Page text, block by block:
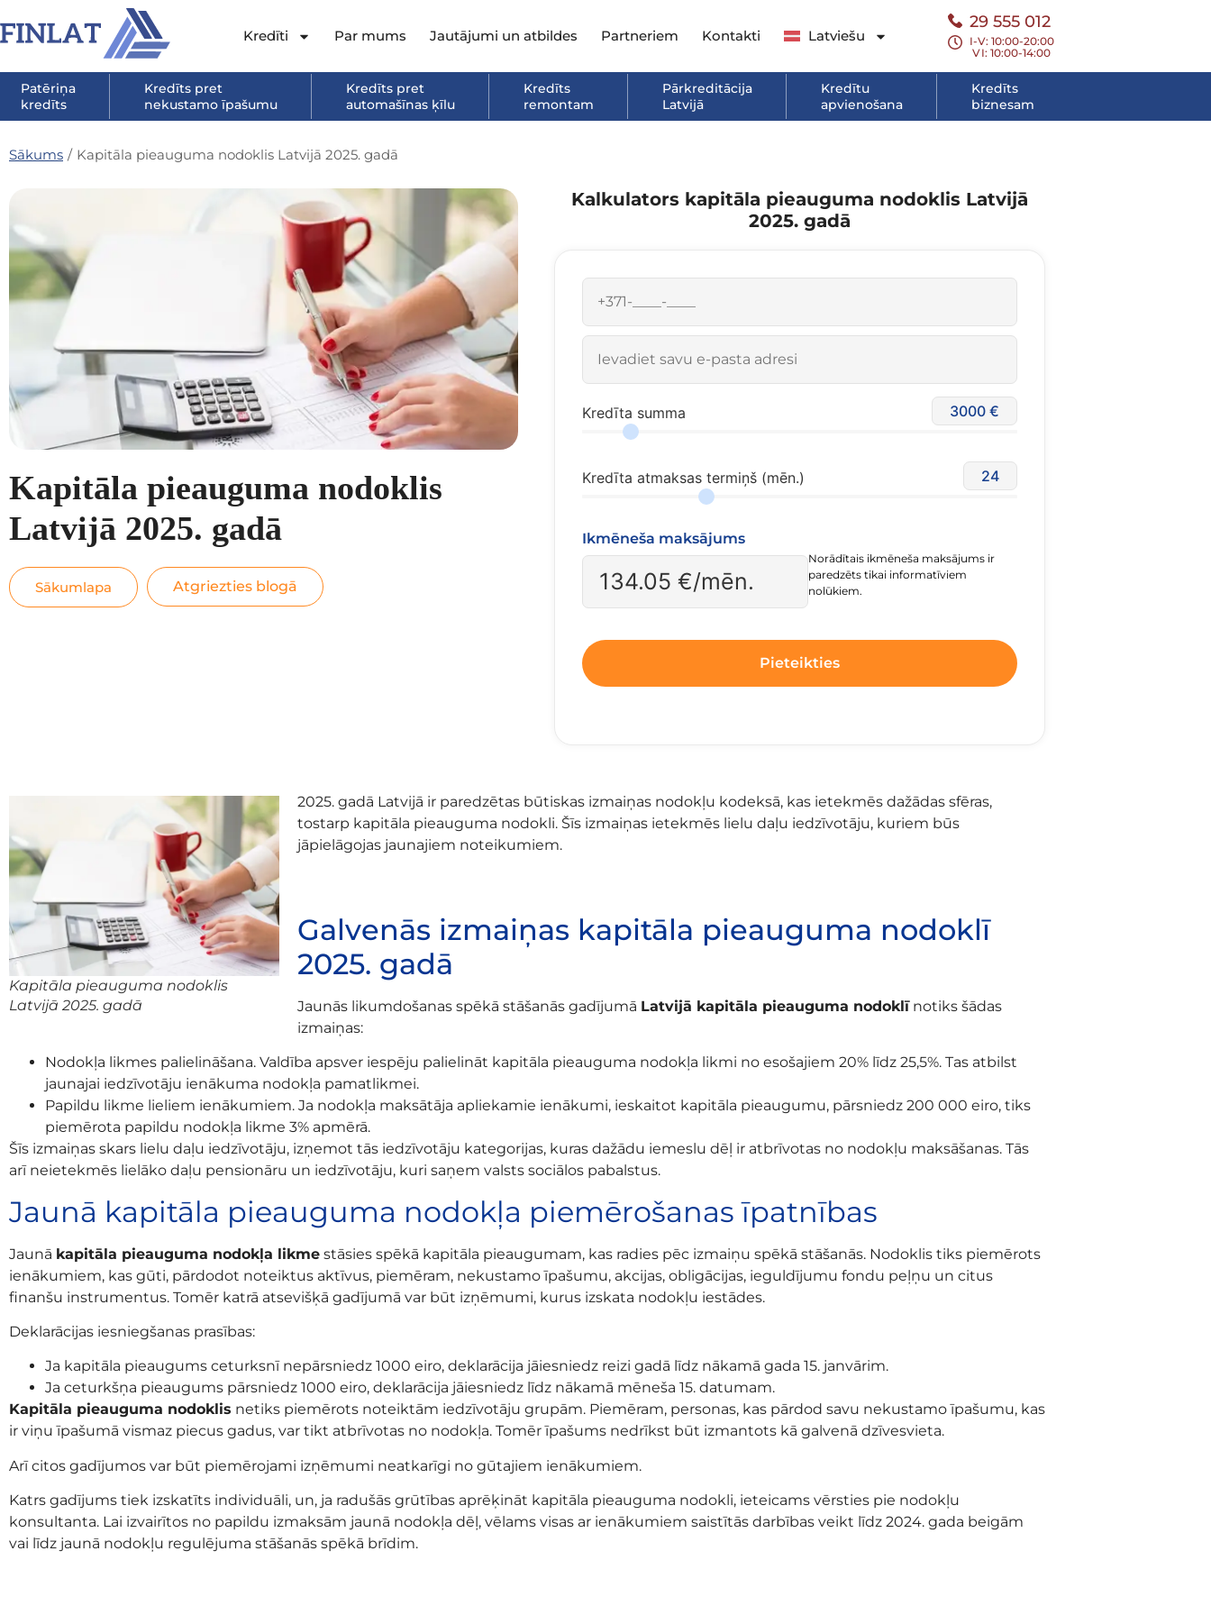
Kredīti Par mums Jautājumi un atbildes Partneriem Kontakti Latviešu
29 555 012
I-V: 10:00-20:00
VI: 10:00-14:00
Patēriņa
kredīts
Kredīts pret
nekustamo īpašumu
Kredīts pret
automašīnas ķīlu
Kredīts
remontam
Pārkreditācija
Latvijā
Kredītu
apvienošana
Kredīts
biznesam
Sākums / Kapitāla pieauguma nodoklis Latvijā 2025. gadā
Kapitāla pieauguma nodoklis
Latvijā 2025. gadā
Sākumlapa Atgriezties blogā
Kalkulators kapitāla pieauguma nodoklis Latvijā
2025. gadā
Kredīta summa 3000
Kredīta atmaksas termiņš (mēn.) 24
Ikmēneša maksājums
134.05 €/mēn.
Norādītais ikmēneša maksājums ir
paredzēts tikai informatīviem
nolūkiem.
Pieteikties
Kapitāla pieauguma nodoklis
Latvijā 2025. gadā
2025. gadā Latvijā ir paredzētas būtiskas izmaiņas nodokļu kodeksā, kas ietekmēs dažādas sfēras,
tostarp kapitāla pieauguma nodokli. Šīs izmaiņas ietekmēs lielu daļu iedzīvotāju, kuriem būs
jāpielāgojas jaunajiem noteikumiem.
Galvenās izmaiņas kapitāla pieauguma nodoklī
2025. gadā
Jaunās likumdošanas spēkā stāšanās gadījumā Latvijā kapitāla pieauguma nodoklīnotiks šādas
izmaiņas:
Nodokļa likmes palielināšana. Valdība apsver iespēju palielināt kapitāla pieauguma nodokļa likmi no esošajiem 20% līdz 25,5%. Tas atbilst
jaunajai iedzīvotāju ienākuma nodokļa pamatlikmei.
Papildu likme lieliem ienākumiem. Ja nodokļa maksātāja apliekamie ienākumi, ieskaitot kapitāla pieaugumu, pārsniedz 200 000 eiro, tiks
piemērota papildu nodokļa likme 3% apmērā.
Šīs izmaiņas skars lielu daļu iedzīvotāju, izņemot tās iedzīvotāju kategorijas, kuras dažādu iemeslu dēļ ir atbrīvotas no nodokļu maksāšanas. Tās
arī neietekmēs lielāko daļu pensionāru un iedzīvotāju, kuri saņem valsts sociālos pabalstus.
Jaunā kapitāla pieauguma nodokļa piemērošanas īpatnības
Jaunā kapitāla pieauguma nodokļa likme stāsies spēkā kapitāla pieaugumam, kas radies pēc izmaiņu spēkā stāšanās. Nodoklis tiks piemērots
ienākumiem, kas gūti, pārdodot noteiktus aktīvus, piemēram, nekustamo īpašumu, akcijas, obligācijas, ieguldījumu fondu peļņu un citus
finanšu instrumentus. Tomēr katrā atsevišķā gadījumā var būt izņēmumi, kurus izskata nodokļu iestādes.
Deklarācijas iesniegšanas prasības:
Ja kapitāla pieaugums ceturksnī nepārsniedz 1000 eiro, deklarācija jāiesniedz reizi gadā līdz nākamā gada 15. janvārim.
Ja ceturkšņa pieaugums pārsniedz 1000 eiro, deklarācija jāiesniedz līdz nākamā mēneša 15. datumam.
Kapitāla pieauguma nodoklis netiks piemērots noteiktām iedzīvotāju grupām. Piemēram, personas, kas pārdod savu nekustamo īpašumu, kas
ir viņu īpašumā vismaz piecus gadus, var tikt atbrīvotas no nodokļa. Tomēr īpašums nedrīkst būt izmantots kā galvenā dzīvesvieta.
Arī citos gadījumos var būt piemērojami izņēmumi neatkarīgi no gūtajiem ienākumiem.
Katrs gadījums tiek izskatīts individuāli, un, ja radušās grūtības aprēķināt kapitāla pieauguma nodokli, ieteicams vērsties pie nodokļu
konsultanta. Lai izvairītos no papildu izmaksām jaunā nodokļa dēļ, vēlams visas ar ienākumiem saistītās darbības veikt līdz 2024. gada beigām
vai līdz jaunā nodokļu regulējuma stāšanās spēkā brīdim.